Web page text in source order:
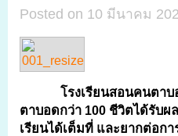
Posted on 10 มีนาคม
โรงเรียนสอนคนตาบอด
ตาบอดกว่า 100 ชีวิตได้รับผ
เรียนได้เต็มที่ และยากต่อก